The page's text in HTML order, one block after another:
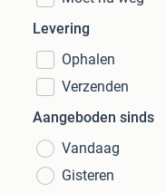
Levering
Ophalen
Verzenden
Aangeboden sinds
Vandaag
Gisteren